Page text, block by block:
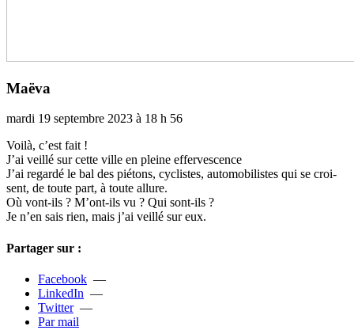
Maëva
mardi 19 septembre 2023 à 18 h 56
Voilà, c’est fait !
J’ai veillé sur cette ville en pleine effer­ves­cence
J’ai regardé le bal des pié­tons, cyclis­tes, auto­mo­bi­lis­tes qui se croi­
sent, de toute part, à toute allure.
Où vont-ils ? M’ont-ils vu ? Qui sont-ils ?
Je n’en sais rien, mais j’ai veillé sur eux.
Partager sur :
Facebook —
LinkedIn —
Twitter—
Par mail